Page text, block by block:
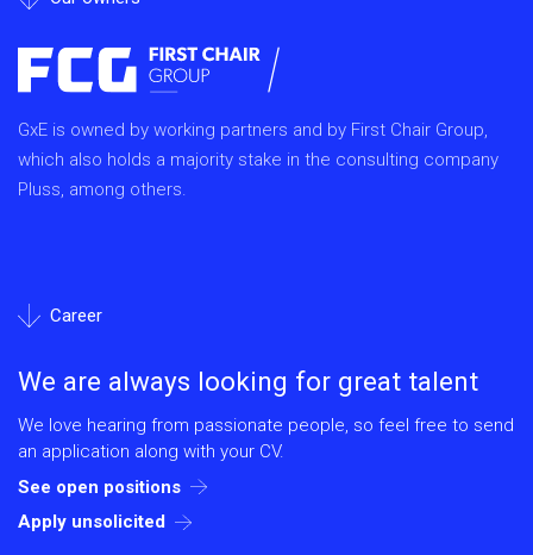
GxE is owned by working partners and by First Chair Group,
which also holds a majority stake in the consulting company
Pluss, among others.
Career
We are always looking for great talent
We love hearing from passionate people, so feel free to send
an application along with your CV.
See open positions
Apply unsolicited